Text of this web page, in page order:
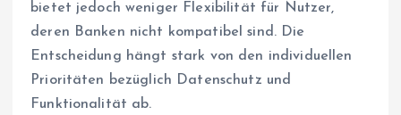
bietet jedoch weniger Flexibilität für Nutzer,
deren Banken nicht kompatibel sind. Die
Entscheidung hängt stark von den individuellen
Prioritäten bezüglich Datenschutz und
Funktionalität ab.